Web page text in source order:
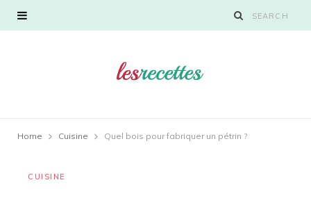
Home Cuisine Quel bois pour fabriquer un pétrin ?
CUISINE